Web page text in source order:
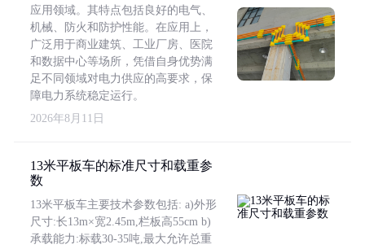
应用领域。其特点包括良好的电气、
机械、防火和防护性能。在应用上，
广泛用于商业建筑、工业厂房、医院
和数据中心等场所，凭借自身优势满
足不同领域对电力供应的高要求，保
障电力系统稳定运行。
2026年8月11日
13米平板车的标准尺寸和载重参
数
13米平板车主要技术参数包括: a)外形
尺寸:长13m×宽2.45m,栏板高55cm b)
承载能力:标载30-35吨,最大允许总重